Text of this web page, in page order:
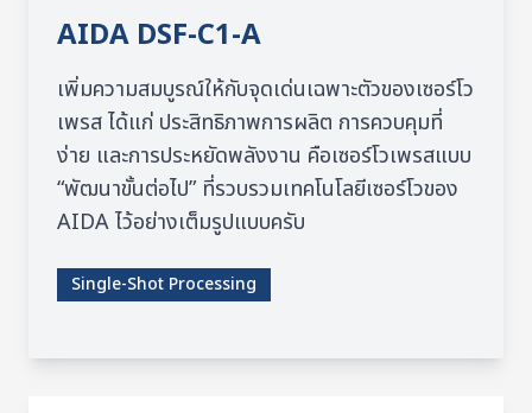
AIDA DSF-C1-A
เพิ่มความสมบูรณ์ให้กับจุดเด่นเฉพาะตัวของเซอร์โว
เพรส ได้แก่ ประสิทธิภาพการผลิต การควบคุมที่
ง่าย และการประหยัดพลังงาน คือเซอร์โวเพรสแบบ
“พัฒนาขั้นต่อไป” ที่รวบรวมเทคโนโลยีเซอร์โวของ
AIDA ไว้อย่างเต็มรูปแบบครับ
Single-Shot Processing